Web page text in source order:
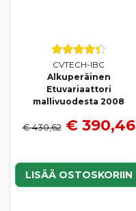
CVTECH-IBC
Alkuperäinen
Etuvariaattori
mallivuodesta 2008
€ 430,62 € 390,46
LISÄÄ OSTOSKORIIN